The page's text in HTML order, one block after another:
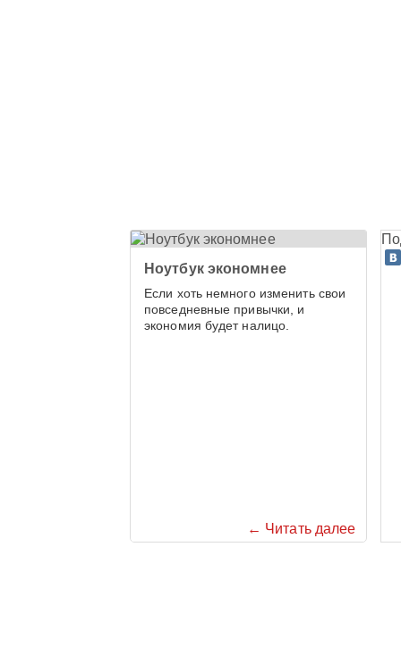
← Читать далее
Ноутбук экономнее
Если хоть немного изменить свои
повседневные привычки, и
экономия будет налицо.